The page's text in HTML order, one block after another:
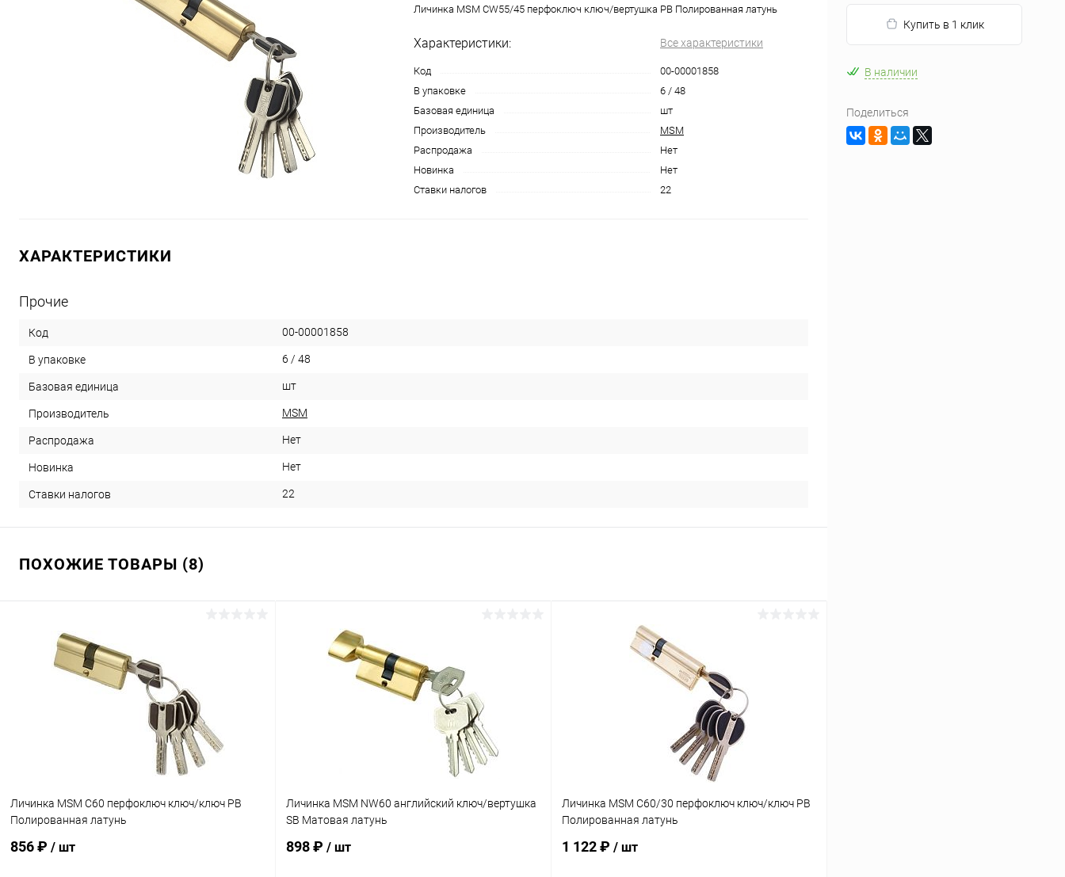
Личинка MSM CW55/45 перфоключ ключ/вертушка PB Полированная латунь
Характеристики: Все характеристики
Код
00-00001858
В упаковке
6 / 48
Базовая единица
шт
Производитель
MSM
Распродажа
Нет
Новинка
Нет
Ставки налогов
22
ХАРАКТЕРИСТИКИ
Прочие
Код 00-00001858
В упаковке 6 / 48
Базовая единица шт
Производитель MSM
Распродажа Нет
Новинка Нет
Ставки налогов 22
ПОХОЖИЕ ТОВАРЫ (8)
Личинка MSM C60 перфоключ ключ/ключ PB
Полированная латунь
856 ₽ / шт
Личинка MSM NW60 английский ключ/вертушка
SB Матовая латунь
898 ₽ / шт
Личинка MSM C60/30 перфоключ ключ/ключ PB
Полированная латунь
1 122 ₽ / шт
Купить в 1 клик
В наличии
Поделиться